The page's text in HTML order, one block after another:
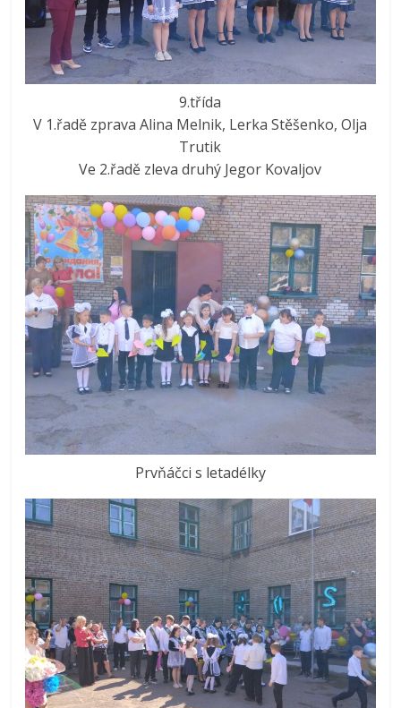
9.třída
V 1.řadě zprava Alina Melnik, Lerka Stěšenko, Olja
Trutik
Ve 2.řadě zleva druhý Jegor Kovaljov
Prvňáčci s letadélky